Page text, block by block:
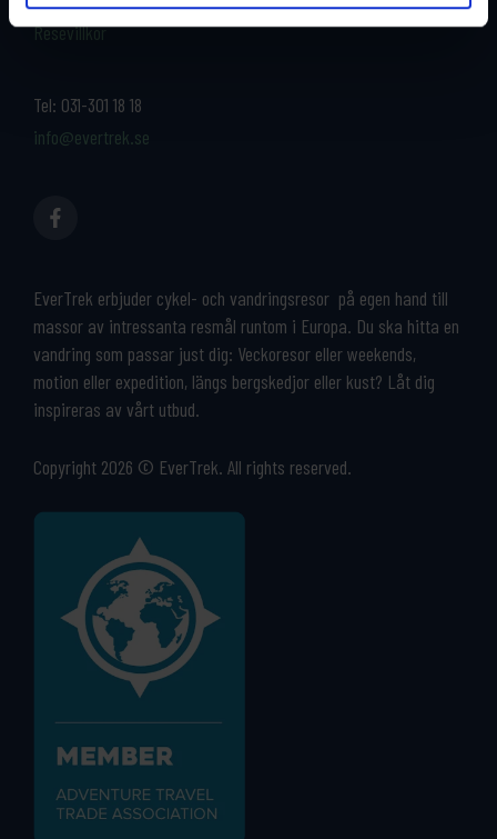
Tel: 031-301 18 18
info@evertrek.se
EverTrek erbjuder cykel- och vandringsresor på egen hand till
massor av intressanta resmål runtom i Europa. Du ska hitta en
vandring som passar just dig: Veckoresor eller weekends,
motion eller expedition, längs bergskedjor eller kust? Låt dig
inspireras av vårt utbud.
Copyright 2026 © EverTrek. All rights reserved.
Resevillkor